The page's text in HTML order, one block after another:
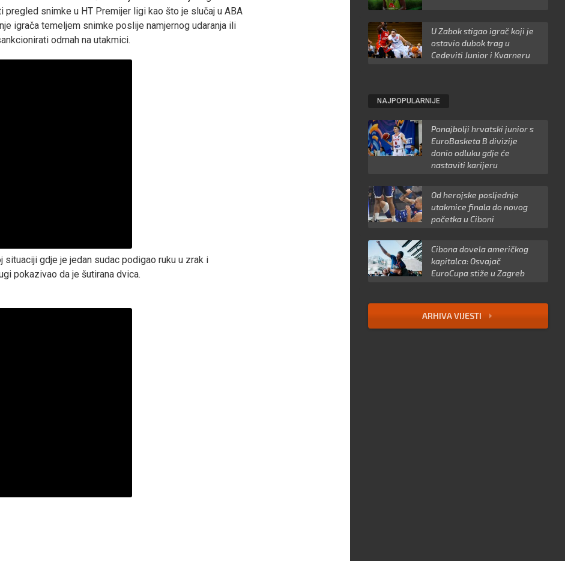
snimke u HT Premijer ligi kao što je slučaj u ABA
igrača temeljem snimke poslije namjernog udaranja ili
odmah na utakmici.
gdje je jedan sudac podigao ruku u zrak i
pokazivao da je šutirana dvica.
U Zabok stigao igrač koji je
ostavio dubok trag u
Cedeviti Junior i Kvarneru
NAJPOPULARNIJE
Ponajbolji hrvatski junior s
EuroBasketa B divizije
donio odluku gdje će
nastaviti karijeru
Od herojske posljednje
utakmice finala do novog
početka u Ciboni
Cibona dovela američkog
kapitalca: Osvajač
EuroCupa stiže u Zagreb
ARHIVA VIJESTI